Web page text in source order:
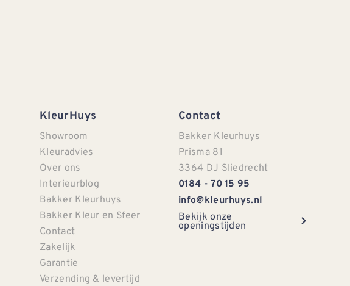
KleurHuys
Showroom
Kleuradvies
Over ons
Interieurblog
Bakker Kleurhuys
Bakker Kleur en Sfeer
Contact
Zakelijk
Garantie
Verzending & levertijd
Contact
Bakker Kleurhuys
Prisma 81
3364 DJ Sliedrecht
0184 - 70 15 95
info@kleurhuys.nl
Bekijk onze
openingstijden